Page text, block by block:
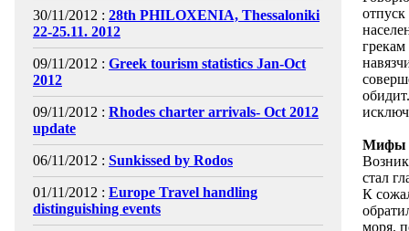
30/11/2012 : 28th PHILOXENIA, Thessaloniki
22-25.11. 2012
09/11/2012 : Greek tourism statistics Jan-Oct
2012
09/11/2012 : Rhodes charter arrivals- Oct 2012
update
06/11/2012 : Sunkissed by Rodos
01/11/2012 : Europe Travel handling
distinguishing events
отпуск
Мифы
стал
К
моря.